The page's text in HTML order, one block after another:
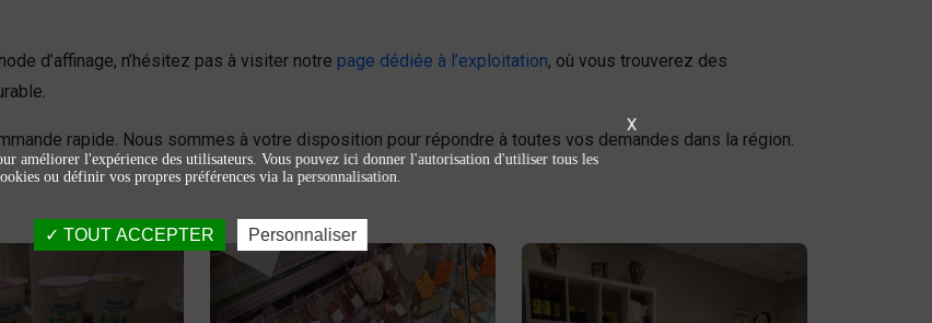
d’affinage, n’hésitez pas à visiter notre page dédiée à l’exploitation, où vous trouverez des
rapide. Nous sommes à votre disposition pour répondre à toutes vos demandes dans la région.
Viandes et
Épicerie sucrée /
salée
X
améliorer l'expérience des utilisateurs. Vous pouvez ici donner l'autorisation d'utiliser tous les
ou définir vos propres préférences via la personnalisation.
TOUT ACCEPTER Personnaliser